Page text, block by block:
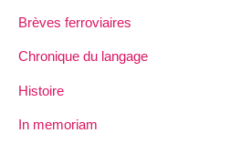
Brèves ferroviaires
Chronique du langage
Histoire
In memoriam